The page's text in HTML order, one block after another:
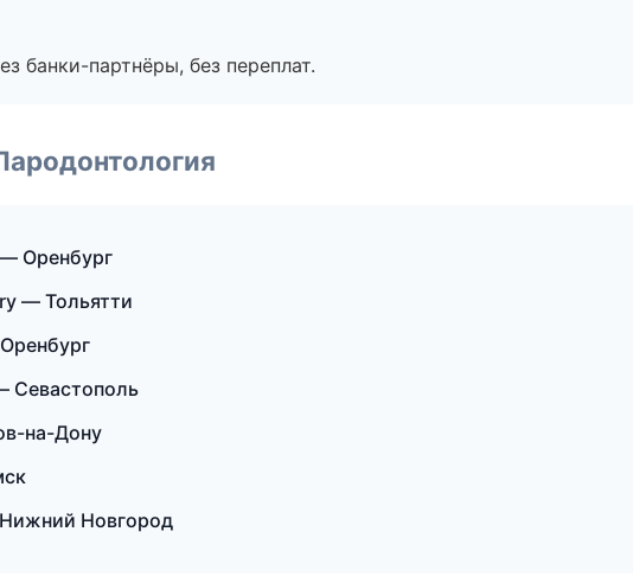
банки-партнёры, без переплат.
Оренбург
— Тольятти
Севастополь
на-Дону
Новгород